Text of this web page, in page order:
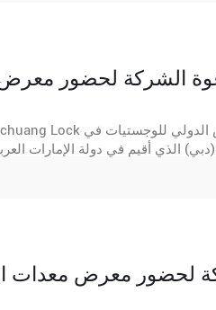
الشركة لحضور
الذي أقيم في دولة الإمارات
لحضور معرض معدات